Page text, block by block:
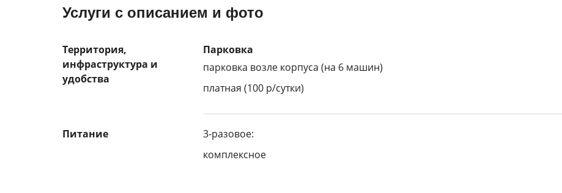
Услуги с описанием и фото
Территория,
инфраструктура и
удобства
Парковка
парковка возле корпуса (на 6 машин)
платная (100 р/сутки)
Питание
3-разовое:
комплексное